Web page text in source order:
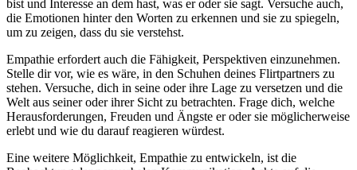
bist und Interesse an dem hast, was er oder sie sagt. Versuche auch,
die Emotionen hinter den Worten zu erkennen und sie zu spiegeln,
um zu zeigen, dass du sie verstehst.
Empathie erfordert auch die Fähigkeit, Perspektiven einzunehmen.
Stelle dir vor, wie es wäre, in den Schuhen deines Flirtpartners zu
stehen. Versuche, dich in seine oder ihre Lage zu versetzen und die
Welt aus seiner oder ihrer Sicht zu betrachten. Frage dich, welche
Herausforderungen, Freuden und Ängste er oder sie möglicherweise
erlebt und wie du darauf reagieren würdest.
Eine weitere Möglichkeit, Empathie zu entwickeln, ist die